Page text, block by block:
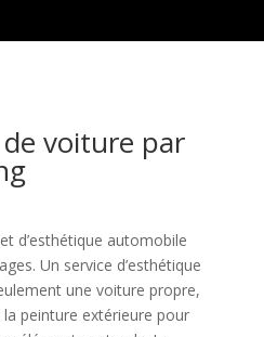
voiture par
d’esthétique automobile
Un service d’esthétique
une voiture propre,
peinture extérieure pour